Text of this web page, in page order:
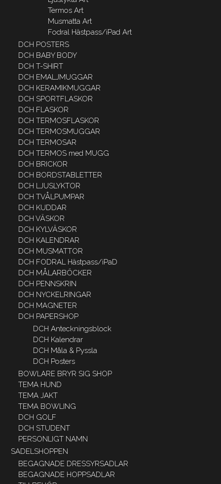
Termos Art
Musmatta Art
Fodral Hästpass/iPad Art
DCH POSTERS
DCH BABY BODY
DCH T-SHIRT
DCH EMALJMUGGAR
DCH KERAMIKMUGGAR
DCH SPORTFLASKOR
DCH FLASKOR
DCH TERMOSFLASKOR
DCH TERMOSMUGGAR
DCH TERMOSAR
DCH TERMOS med MUGG
DCH BRICKOR
DCH BORDSTABLETTER
DCH LJUSLYKTOR
DCH TVÅLPUMPAR
DCH KUDDAR
DCH VÄSKOR
DCH KYLVÄSKOR
DCH KALENDRAR
DCH MUSMATTOR
DCH FODRAL Hästpass/iPaD
DCH MÅLARBÖCKER
DCH PENNSKRIN
DCH NYCKELRINGAR
DCH MAGNETER
DCH PAPERSHOP
DCH Anteckningsblock
DCH Kalendrar
DCH Måla & Pyssla
DCH Posters
BOWLARE BRYR SIG SHOP
TEMA HUND
TEMA JAKT
TEMA BOWLING
DCH GOLF
DCH STUDENT
PERSONLIGT NAMN
SADELSHOPPEN
BEGAGNADE DRESSYRSADLAR
BEGAGNADE HOPPSADLAR